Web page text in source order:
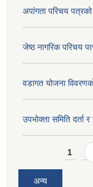
अपांगता परिचय पत्रको
जेष्ठ नागरिक परिचय
वडागत योजना
उपभोक्ता समिति दर्ता
Pages1
अन्य